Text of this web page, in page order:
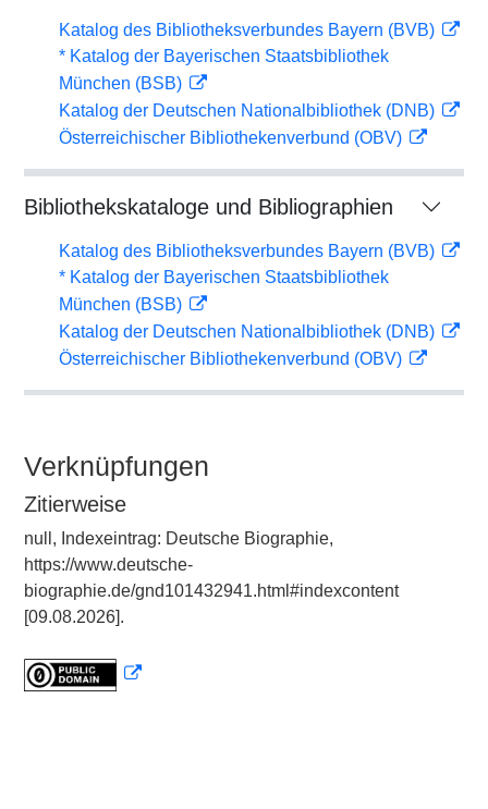
Katalog des Bibliotheksverbundes Bayern (BVB)
* Katalog der Bayerischen Staatsbibliothek
München (BSB)
Katalog der Deutschen Nationalbibliothek (DNB)
Österreichischer Bibliothekenverbund (OBV)
Bibliothekskataloge und Bibliographien
Katalog des Bibliotheksverbundes Bayern (BVB)
* Katalog der Bayerischen Staatsbibliothek
München (BSB)
Katalog der Deutschen Nationalbibliothek (DNB)
Österreichischer Bibliothekenverbund (OBV)
Verknüpfungen
Zitierweise
null, Indexeintrag: Deutsche Biographie,
https://www.deutsche-
biographie.de/gnd101432941.html#indexcontent
[09.08.2026].